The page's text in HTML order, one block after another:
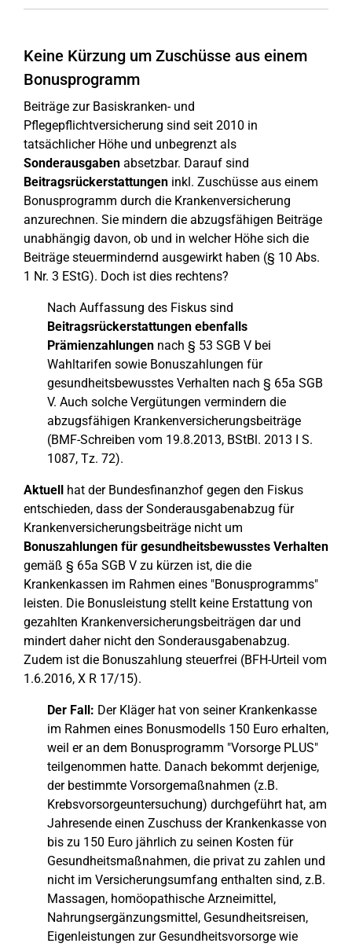
Keine Kürzung um Zuschüsse aus einem
Bonusprogramm
Beiträge zur Basiskranken- und
Pflegepflichtversicherung sind seit 2010 in
tatsächlicher Höhe und unbegrenzt als
Sonderausgaben absetzbar. Darauf sind
Beitragsrückerstattungen inkl. Zuschüsse aus einem
Bonusprogramm durch die Krankenversicherung
anzurechnen. Sie mindern die abzugsfähigen Beiträge
unabhängig davon, ob und in welcher Höhe sich die
Beiträge steuermindernd ausgewirkt haben (§ 10 Abs.
1 Nr. 3 EStG). Doch ist dies rechtens?
Nach Auffassung des Fiskus sind
Beitragsrückerstattungen ebenfalls
Prämienzahlungen nach § 53 SGB V bei
Wahltarifen sowie Bonuszahlungen für
gesundheitsbewusstes Verhalten nach § 65a SGB
V. Auch solche Vergütungen vermindern die
abzugsfähigen Krankenversicherungsbeiträge
(BMF-Schreiben vom 19.8.2013, BStBl. 2013 I S.
1087, Tz. 72).
Aktuell hat der Bundesfinanzhof gegen den Fiskus
entschieden, dass der Sonderausgabenabzug für
Krankenversicherungsbeiträge nicht um
Bonuszahlungen für gesundheitsbewusstes Verhalten
gemäß § 65a SGB V zu kürzen ist, die die
Krankenkassen im Rahmen eines "Bonusprogramms"
leisten. Die Bonusleistung stellt keine Erstattung von
gezahlten Krankenversicherungsbeiträgen dar und
mindert daher nicht den Sonderausgabenabzug.
Zudem ist die Bonuszahlung steuerfrei (BFH-Urteil vom
1.6.2016, X R 17/15).
Der Fall: Der Kläger hat von seiner Krankenkasse
im Rahmen eines Bonusmodells 150 Euro erhalten,
weil er an dem Bonusprogramm "Vorsorge PLUS"
teilgenommen hatte. Danach bekommt derjenige,
der bestimmte Vorsorgemaßnahmen (z.B.
Krebsvorsorgeuntersuchung) durchgeführt hat, am
Jahresende einen Zuschuss der Krankenkasse von
bis zu 150 Euro jährlich zu seinen Kosten für
Gesundheitsmaßnahmen, die privat zu zahlen und
nicht im Versicherungsumfang enthalten sind, z.B.
Massagen, homöopathische Arzneimittel,
Nahrungsergänzungsmittel, Gesundheitsreisen,
Eigenleistungen zur Gesundheitsvorsorge wie